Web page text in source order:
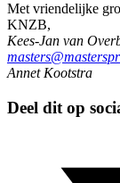
Met vriendelijke
KNZB,
Kees-Jan van
Annet Kootstra
Deel dit op